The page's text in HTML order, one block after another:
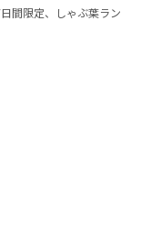
間限定、しゃぶ葉ラン